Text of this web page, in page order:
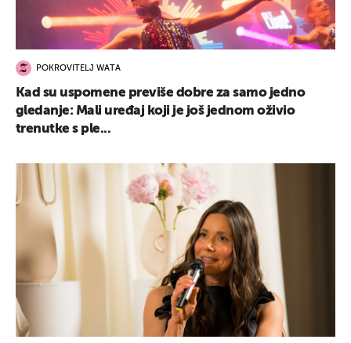
POKROVITELJ WATA
Kad su uspomene previše dobre za samo jedno
gledanje: Mali uređaj koji je još jednom oživio
trenutke s ple...